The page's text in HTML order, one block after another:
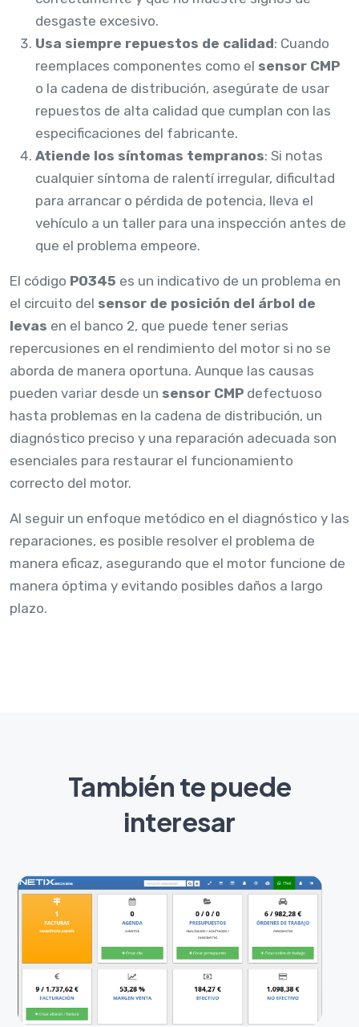
desgaste excesivo.
Usa siempre repuestos de calidad: Cuando
reemplaces componentes como el sensor CMP
o la cadena de distribución, asegúrate de usar
repuestos de alta calidad que cumplan con las
especificaciones del fabricante.
Atiende los síntomas tempranos: Si notas
cualquier síntoma de ralentí irregular, dificultad
para arrancar o pérdida de potencia, lleva el
vehículo a un taller para una inspección antes de
que el problema empeore.
El código P0345 es un indicativo de un problema en
el circuito del sensor de posición del árbol de
levas en el banco 2, que puede tener serias
repercusiones en el rendimiento del motor si no se
aborda de manera oportuna. Aunque las causas
pueden variar desde un sensor CMP defectuoso
hasta problemas en la cadena de distribución, un
diagnóstico preciso y una reparación adecuada son
esenciales para restaurar el funcionamiento
correcto del motor.
Al seguir un enfoque metódico en el diagnóstico y las
reparaciones, es posible resolver el problema de
manera eficaz, asegurando que el motor funcione de
manera óptima y evitando posibles daños a largo
plazo.
También te puede
interesar